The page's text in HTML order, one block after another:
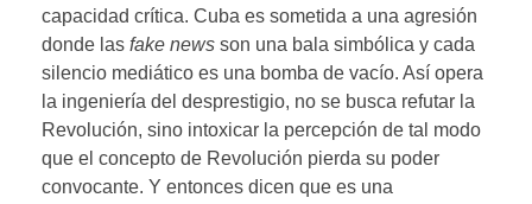
capacidad crítica. Cuba es sometida a una agresión
donde las fake news son una bala simbólica y cada
silencio mediático es una bomba de vacío. Así opera
la ingeniería del desprestigio, no se busca refutar la
Revolución, sino intoxicar la percepción de tal modo
que el concepto de Revolución pierda su poder
convocante. Y entonces dicen que es una